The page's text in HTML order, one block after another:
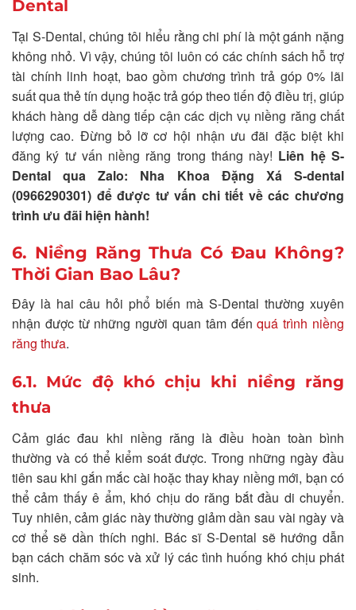
Dental
Tại S-Dental, chúng tôi hiểu rằng chi phí là một gánh nặng
không nhỏ. Vì vậy, chúng tôi luôn có các chính sách hỗ trợ
tài chính linh hoạt, bao gồm chương trình trả góp 0% lãi
suất qua thẻ tín dụng hoặc trả góp theo tiến độ điều trị, giúp
khách hàng dễ dàng tiếp cận các dịch vụ niềng răng chất
lượng cao. Đừng bỏ lỡ cơ hội nhận ưu đãi đặc biệt khi
đăng ký tư vấn niềng răng trong tháng này! Liên hệ S-
Dental qua Zalo: Nha Khoa Đặng Xá S-dental
(0966290301) để được tư vấn chi tiết về các chương
trình ưu đãi hiện hành!
6. Niềng Răng Thưa Có Đau Không?
Thời Gian Bao Lâu?
Đây là hai câu hỏi phổ biến mà S-Dental thường xuyên
nhận được từ những người quan tâm đếnquá trình niềng
răng thưa.
6.1. Mức độ khó chịu khi niềng răng
thưa
Cảm giác đau khi niềng răng là điều hoàn toàn bình
thường và có thể kiểm soát được. Trong những ngày đầu
tiên sau khi gắn mắc cài hoặc thay khay niềng mới, bạn có
thể cảm thấy ê ẩm, khó chịu do răng bắt đầu di chuyển.
Tuy nhiên, cảm giác này thường giảm dần sau vài ngày và
cơ thể sẽ dần thích nghi. Bác sĩ S-Dental sẽ hướng dẫn
bạn cách chăm sóc và xử lý các tình huống khó chịu phát
sinh.